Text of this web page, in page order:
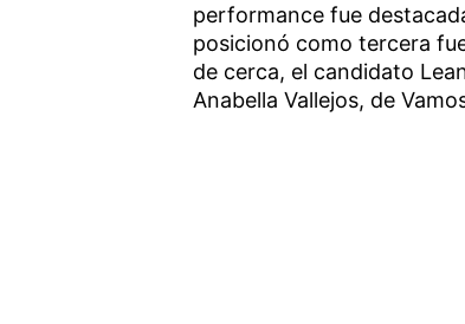
performance fue
posicionó como tercera
de cerca, el candidato
Anabella Vallejos, de